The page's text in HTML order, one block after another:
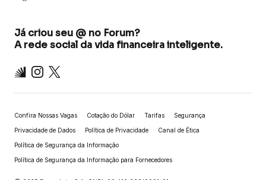
Já criou seu @ no Forum?
A rede social da vida financeira inteligente.
Inter Instagram
X
Confira Nossas Vagas Cotação do Dólar Tarifas Segurança
Privacidade de Dados Política de Privacidade Canal de Ética
Política de Segurança da Informação
Política de Segurança da Informação para Fornecedores